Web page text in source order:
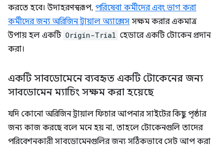
করতে হবে। উদাহরণস্বরূপ, পরিষেবা কর্মীদের এবং ভাগ করা
কর্মীদের জন্য অরিজিন ট্রায়াল অ্যাক্সেস সক্ষম করার একমাত্র
উপায় হল একটি Origin-Trial হেডারে একটি টোকেন প্রদান
করা।
একটি সাবডোমেনে ব্যবহৃত একটি টোকেনের জন্য
সাবডোমেন ম্যাচিং সক্ষম করা হয়েছে
যদি কোনো অরিজিন ট্রায়াল ফিচার আপনার সাইটের কিছু পৃষ্ঠার
জন্য কাজ করছে বলে মনে হয় না, তাহলে টোকেনগুলি তাদের
পরিবেশনকারী সাবডোমেনগুলির জন্য সঠিকভাবে সেট আপ করা